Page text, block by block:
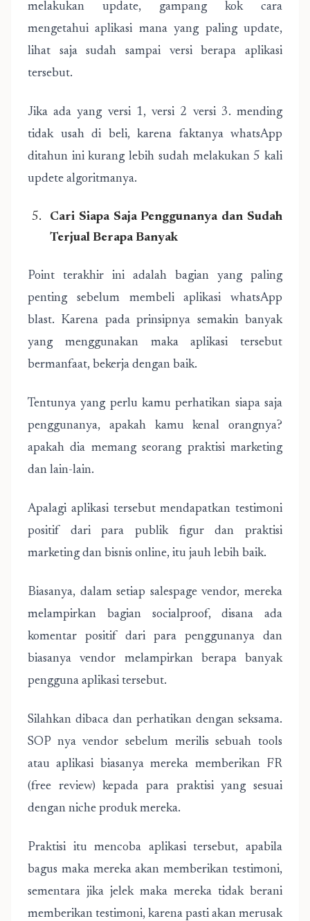
melakukan update, gampang kok cara
mengetahui aplikasi mana yang paling update,
lihat saja sudah sampai versi berapa aplikasi
tersebut.
Jika ada yang versi 1, versi 2 versi 3. mending
tidak usah di beli, karena faktanya whatsApp
ditahun ini kurang lebih sudah melakukan 5 kali
updete algoritmanya.
Cari Siapa Saja Penggunanya dan Sudah
Terjual Berapa Banyak
Point terakhir ini adalah bagian yang paling
penting sebelum membeli aplikasi whatsApp
blast. Karena pada prinsipnya semakin banyak
yang menggunakan maka aplikasi tersebut
bermanfaat, bekerja dengan baik.
Tentunya yang perlu kamu perhatikan siapa saja
penggunanya, apakah kamu kenal orangnya?
apakah dia memang seorang praktisi marketing
dan lain-lain.
Apalagi aplikasi tersebut mendapatkan testimoni
positif dari para publik figur dan praktisi
marketing dan bisnis online, itu jauh lebih baik.
Biasanya, dalam setiap salespage vendor, mereka
melampirkan bagian socialproof, disana ada
komentar positif dari para penggunanya dan
biasanya vendor melampirkan berapa banyak
pengguna aplikasi tersebut.
Silahkan dibaca dan perhatikan dengan seksama.
SOP nya vendor sebelum merilis sebuah tools
atau aplikasi biasanya mereka memberikan FR
(free review) kepada para praktisi yang sesuai
dengan niche produk mereka.
Praktisi itu mencoba aplikasi tersebut, apabila
bagus maka mereka akan memberikan testimoni,
sementara jika jelek maka mereka tidak berani
memberikan testimoni, karena pasti akan merusak